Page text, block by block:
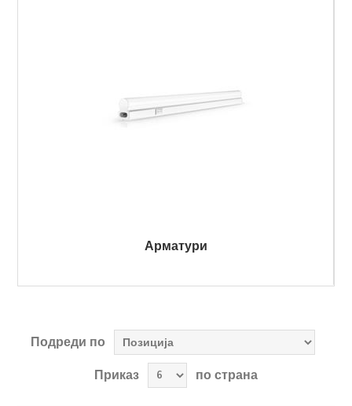
Арматури
Подреди по
Приказ по страна